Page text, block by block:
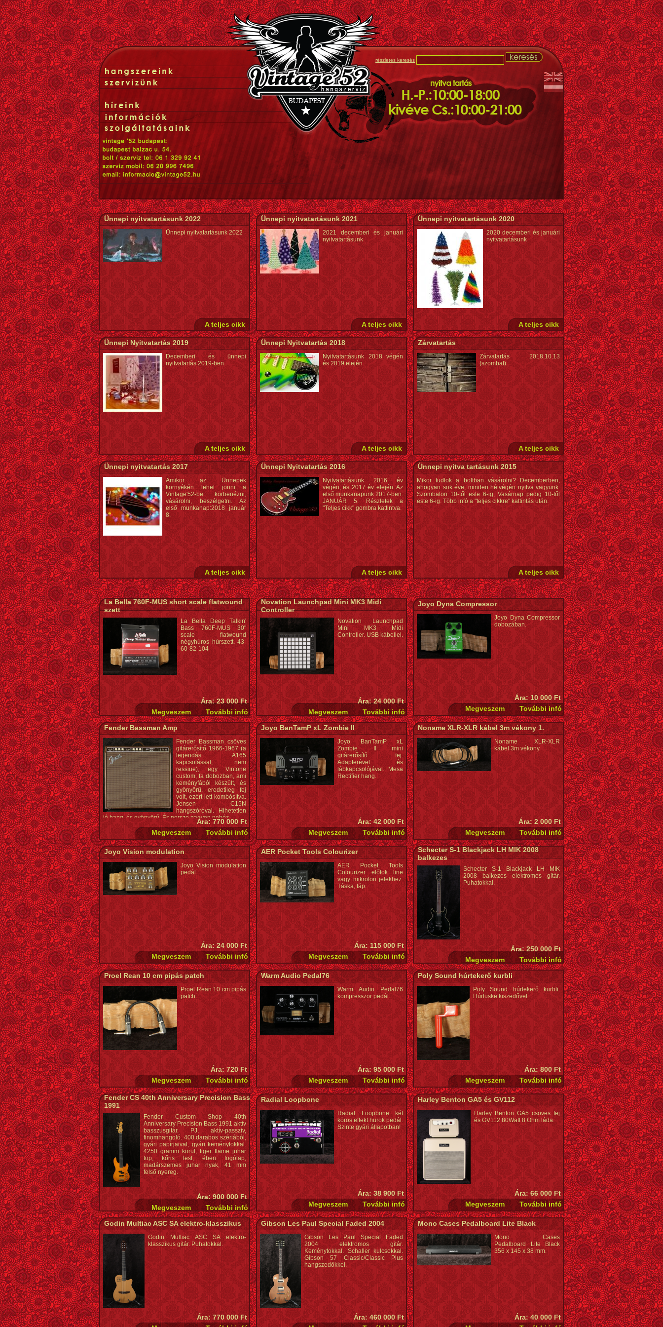
részletes keresés
Ünnepi nyitvatartásunk 2022
Ünnepi nyitvatartásunk 2022
A teljes cikk
Ünnepi nyitvatartásunk 2021
2021 decemberi és januári
nyitvatartásunk
A teljes cikk
Ünnepi nyitvatartásunk 2020
2020 decemberi és januári
nyitvatartásunk
A teljes cikk
Ünnepi Nyitvatartás 2019
Decemberi és ünnepi
nyitvatartás 2019-ben
A teljes cikk
Ünnepi Nyitvatartás 2018
Nyitvatartásunk 2018 végén
és 2019 elején
A teljes cikk
Zárvatartás
Zárvatartás 2018.10.13
(szombat)
A teljes cikk
Ünnepi nyitvatartás 2017
Amikor az Ünnepek
környékén lehet jönni a
Vintage'52-be körbenézni,
vásárolni, beszélgetni. Az
első munkanap:2018 január
8.
A teljes cikk
Ünnepi Nyitvatartás 2016
Nyitvatartásunk 2016 év
végén, és 2017 év elején. Az
első munkanapunk 2017-ben:
JANUÁR 5. Részletek a
"Teljes cikk" gombra kattintva.
A teljes cikk
Ünnepi nyitva tartásunk 2015
Mikor tudtok a boltban vásárolni? Decemberben,
ahogyan sok éve, minden hétvégén nyitva vagyunk.
Szombaton 10-től este 6-ig, Vasárnap pedig 10-től
este 6-ig. Több infó a "teljes cikkre" kattintás után.
A teljes cikk
La Bella 760F-MUS short scale flatwound
szett
La Bella Deep Talkin'
Bass 760F-MUS 30"
scale flatwound
négyhúros húrszett. 43-
60-82-104
Ára: 23 000 Ft
Novation Launchpad Mini MK3 Midi
Controller
Novation Launchpad
Mini MK3 Midi
Controller. USB kábellel.
Ára: 24 000 Ft
Joyo Dyna Compressor
Joyo Dyna Compressor
dobozában.
Ára: 10 000 Ft
Fender Bassman Amp
Fender Bassman csöves
gitárerősítő 1966-1967 (a
legendás A165
kapcsolással, nem
ressiue), egy Vintone
custom, fa dobozban, ami
keményfából készült, és
gyönyörű. eredetileg fej
volt, ezért lett kombósítva.
Jensen C15N
hangszóróval. Hihetetlen
jó hang, és gyönyörű. És persze nagyon nehéz.
Ára: 770 000 Ft
Joyo BanTamP xL Zombie II
Joyo BanTamP xL
Zombie II mini
gitárerősítő fej.
Adapterével és
lábkapcsolójával. Mesa
Rectifier hang.
Ára: 42 000 Ft
Noname XLR-XLR kábel 3m vékony 1.
Noname XLR-XLR
kábel 3m vékony
Ára: 2 000 Ft
Joyo Vision modulation
Joyo Vision modulation
pedál.
Ára: 24 000 Ft
AER Pocket Tools Colourizer
AER Pocket Tools
Colourizer előfok line
vagy mikrofon jelekhez.
Táska, táp.
Ára: 115 000 Ft
Schecter S-1 Blackjack LH MIK 2008
balkezes
Schecter S-1 Blackjack LH MIK
2008 balkezes elektromos gitár.
Puhatokkal.
Ára: 250 000 Ft
Proel Rean 10 cm pipás patch
Proel Rean 10 cm pipás
patch
Ára: 720 Ft
Warm Audio Pedal76
Warm Audio Pedal76
kompresszor pedál.
Ára: 95 000 Ft
Poly Sound húrtekerő kurbli
Poly Sound húrtekerő kurbli.
Húrtüske kiszedővel.
Ára: 800 Ft
Fender CS 40th Anniversary Precision Bass
1991
Fender Custom Shop 40th
Anniversary Precision Bass 1991 aktív
basszusgitár. PJ, aktív-passzív,
finomhangoló. 400 darabos szériából,
gyári papírjaival, gyári keménytokkal.
4250 gramm körül, tiger flame juhar
top, kőris test, ében fogólap,
madárszemes juhar nyak, 41 mm
felső nyereg.
Ára: 900 000 Ft
Radial Loopbone
Radial Loopbone két
körös effekt hurok pedál.
Szinte gyári állapotban!
Ára: 38 900 Ft
Harley Benton GA5 és GV112
Harley Benton GA5 csöves fej
és GV112 80Watt 8 Ohm láda.
Ára: 66 000 Ft
Godin Multiac ASC SA elektro-klasszikus
Godin Multiac ASC SA elektro-
klasszikus gitár. Puhatokkal.
Ára: 770 000 Ft
Gibson Les Paul Special Faded 2004
Gibson Les Paul Special Faded
2004 elektromos gitár.
Keménytokkal. Schaller kulcsokkal.
Gibson 57 Classic/Classic Plus
hangszedőkkel.
Ára: 460 000 Ft
Mono Cases Pedalboard Lite Black
Mono Cases
Pedalboard Lite Black
356 x 145 x 38 mm.
Ára: 40 000 Ft